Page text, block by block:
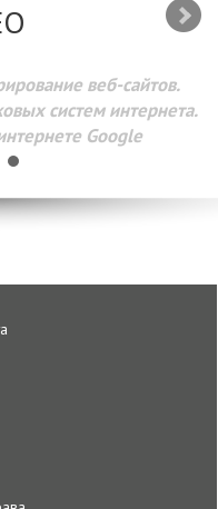
веб-сайтов.
систем интернета.
Google